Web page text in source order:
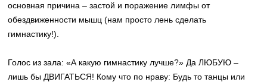
основная причина – застой и поражение лимфы от
обездвиженности мышц (нам просто лень сделать
гимнастику!).
Голос из зала: «А какую гимнастику лучше?» Да ЛЮБУЮ –
лишь бы ДВИГАТЬСЯ! Кому что по нраву: Будь то танцы или